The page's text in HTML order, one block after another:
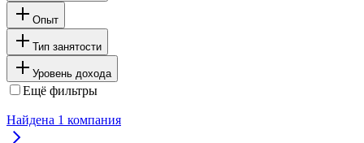
Опыт
Тип занятости
Уровень дохода
Ещё фильтры
Найдена 1 компания